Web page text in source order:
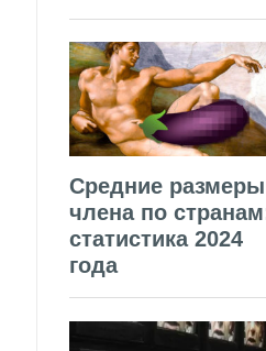
Средние размеры
члена по
статистика 2024
года